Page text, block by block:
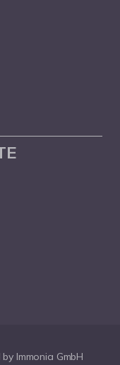
Immonia GmbH